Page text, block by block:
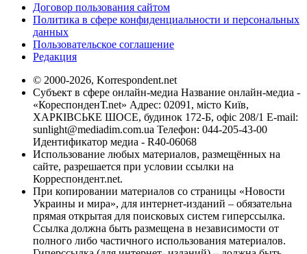
Договор пользования сайтом
Политика в сфере конфиденциальности и персональных
данных
Пользовательское соглашение
Редакция
© 2000-2026, Korrespondent.net
Субъект в сфере онлайн-медиа Название онлайн-медиа -
«КореспонденТ.net» Адрес: 02091, місто Київ,
ХАРКІВСЬКЕ ШОСЕ, будинок 172-Б, офіс 208/1 E-mail:
sunlight@mediadim.com.ua Телефон: 044-205-43-00
Идентификатор медиа - R40-06068
Использование любых материалов, размещённых на
сайте, разрешается при условии ссылки на
Корреспондент.net.
При копировании материалов со страницы «Новости
Украины и мира», для интернет-изданий – обязательна
прямая открытая для поисковых систем гиперссылка.
Ссылка должна быть размещена в независимости от
полного либо частичного использования материалов.